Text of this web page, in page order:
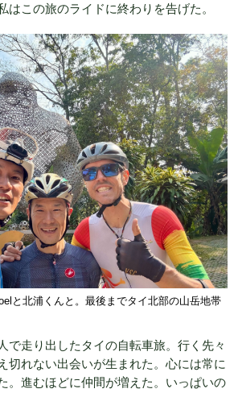
はこの旅のライドに終わりを告げた。
と北浦くんと。最後までタイ北部の山岳地帯
で走り出したタイの自転車旅。行く先々
切れない出会いが生まれた。心には常に
。進むほどに仲間が増えた。いっぱいの